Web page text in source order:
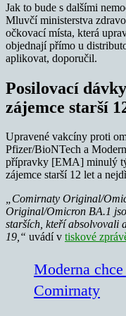
Jak to bude s dalšími
Mluvčí ministerstva
očkovací místa, která
objednají přímo u
aplikovat, doporučil.
Posilovací
zájemce starší
Upravené vakcíny proti
Pfizer/BioNTech a
přípravky [EMA] minulý
zájemce starší 12 let a
„Comirnaty Original/
Original/Omicron BA.1
starších, kteří absolvovali
19,“ uvádí v tiskové
Moderna
Comirnaty